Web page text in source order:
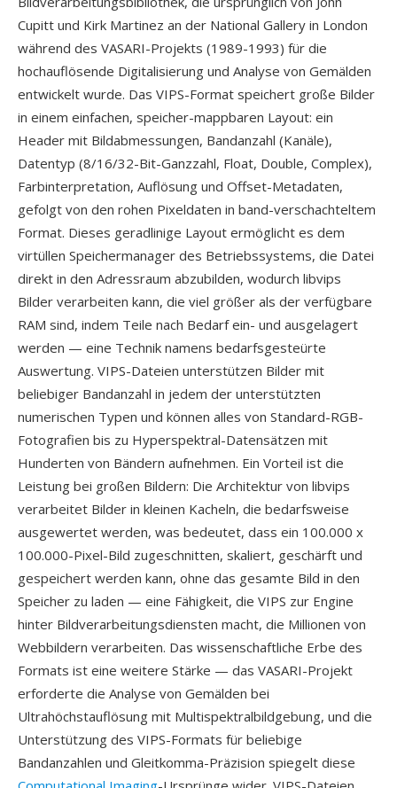
Cupitt und Kirk Martinez an der National Gallery in London
während des VASARI-Projekts (1989-1993) für die
hochauflösende Digitalisierung und Analyse von Gemälden
entwickelt wurde. Das VIPS-Format speichert große Bilder
in einem einfachen, speicher-mappbaren Layout: ein
Header mit Bildabmessungen, Bandanzahl (Kanäle),
Datentyp (8/16/32-Bit-Ganzzahl, Float, Double, Complex),
Farbinterpretation, Auflösung und Offset-Metadaten,
gefolgt von den rohen Pixeldaten in band-verschachteltem
Format. Dieses geradlinige Layout ermöglicht es dem
virtüllen Speichermanager des Betriebssystems, die Datei
direkt in den Adressraum abzubilden, wodurch libvips
Bilder verarbeiten kann, die viel größer als der verfügbare
RAM sind, indem Teile nach Bedarf ein- und ausgelagert
werden — eine Technik namens bedarfsgesteürte
Auswertung. VIPS-Dateien unterstützen Bilder mit
beliebiger Bandanzahl in jedem der unterstützten
numerischen Typen und können alles von Standard-RGB-
Fotografien bis zu Hyperspektral-Datensätzen mit
Hunderten von Bändern aufnehmen. Ein Vorteil ist die
Leistung bei großen Bildern: Die Architektur von libvips
verarbeitet Bilder in kleinen Kacheln, die bedarfsweise
ausgewertet werden, was bedeutet, dass ein 100.000 x
100.000-Pixel-Bild zugeschnitten, skaliert, geschärft und
gespeichert werden kann, ohne das gesamte Bild in den
Speicher zu laden — eine Fähigkeit, die VIPS zur Engine
hinter Bildverarbeitungsdiensten macht, die Millionen von
Webbildern verarbeiten. Das wissenschaftliche Erbe des
Formats ist eine weitere Stärke — das VASARI-Projekt
erforderte die Analyse von Gemälden bei
Ultrahöchstauflösung mit Multispektralbildgebung, und die
Unterstützung des VIPS-Formats für beliebige
Bandanzahlen und Gleitkomma-Präzision spiegelt diese